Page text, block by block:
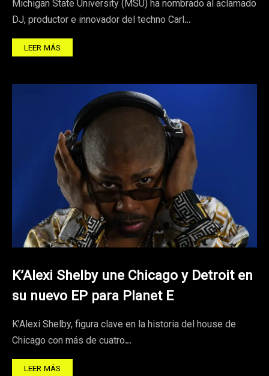
Michigan State University (MSU) ha nombrado al aclamado
DJ, productor e innovador del techno Carl…
LEER MÁS
K’Alexi Shelby une Chicago y Detroit en
su nuevo EP para Planet E
K’Alexi Shelby, figura clave en la historia del house de
Chicago con más de cuatro…
LEER MÁS